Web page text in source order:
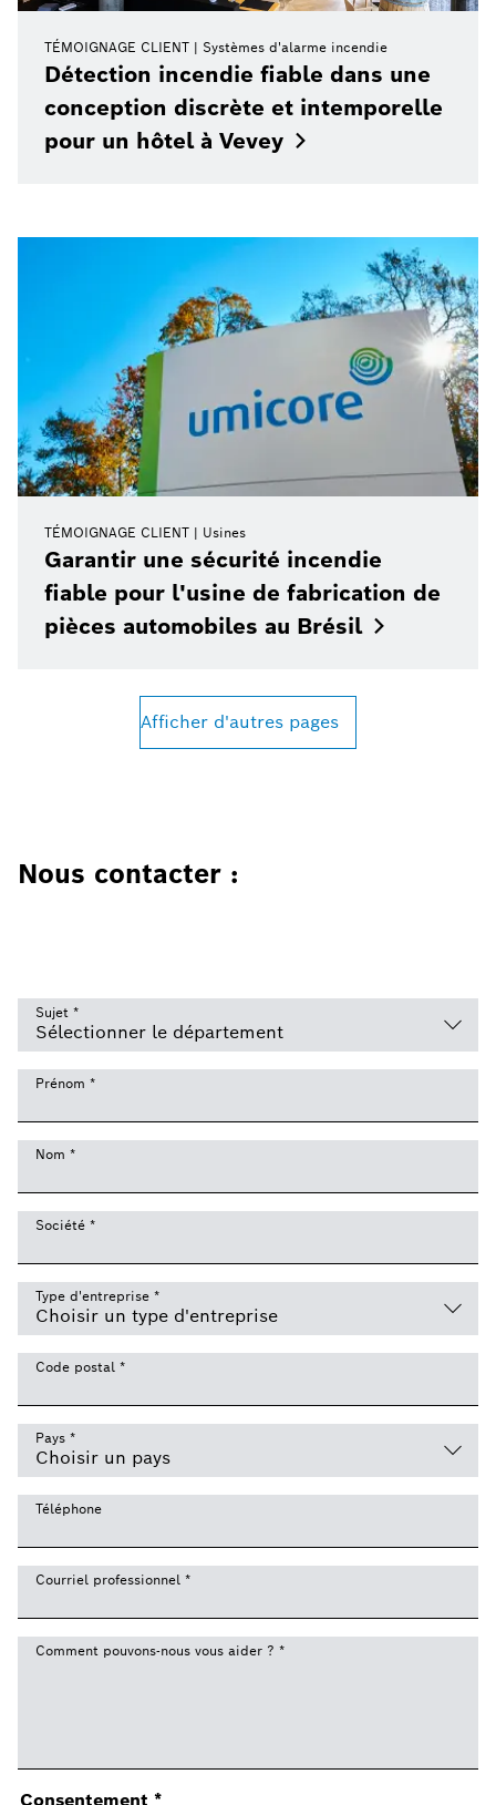
TÉMOIGNAGE CLIENT Systèmes d'alarme incendie
Détection incendie fiable dans une
conception discrète et intemporelle
pour un hôtel à Vevey
TÉMOIGNAGE CLIENT Usines
Garantir une sécurité incendie
fiable pour l'usine de fabrication de
pièces automobiles au Brésil
Afficher d'autres pages
Nous contacter :
Sujet *
Prénom *
Nom *
Société *
Type d'entreprise *
Code postal *
Pays *
Téléphone
Courriel professionnel *
Comment pouvons-nous vous aider ? *
Consentement *